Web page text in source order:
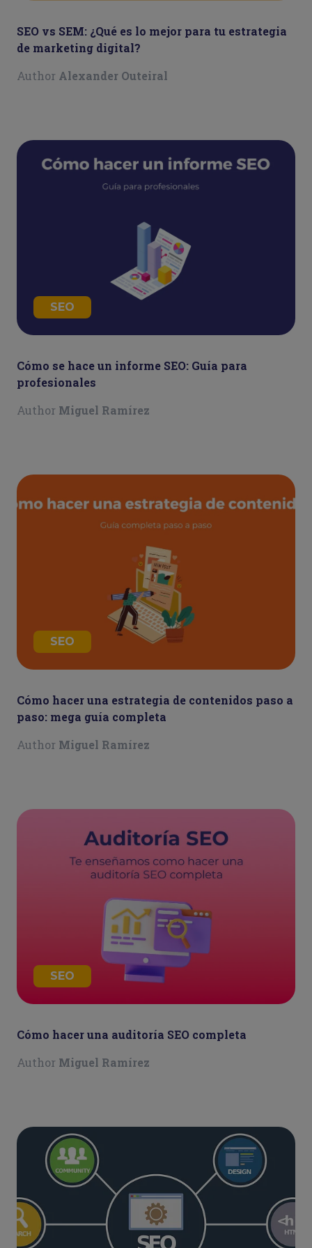
SEO vs SEM: ¿Qué es lo mejor para tu estrategia
de marketing digital?
Author Alexander Outeiral
SEO
​​Cómo se hace un informe SEO: Guía para
profesionales
Author Miguel Ramírez
SEO
Cómo hacer una estrategia de contenidos paso a
paso: mega guía completa
Author Miguel Ramírez
SEO
Cómo hacer una auditoría SEO completa
Author Miguel Ramírez